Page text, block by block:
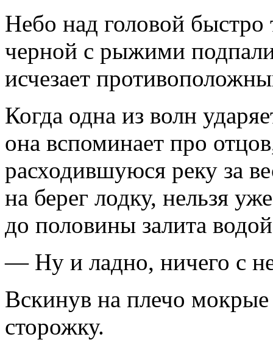
Небо над головой
черной с рыжими
исчезает
Когда одна из волн
она вспоминает про
расходившуюся реку за
на берег лодку, нельзя
до половины залита
— Ну и ладно, ничего с
Вскинув на плечо
сторожку.